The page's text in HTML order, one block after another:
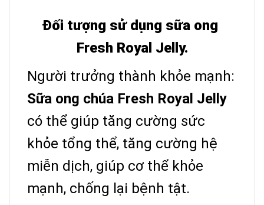
Đối tượng sử dụng sữa ong
Fresh Royal Jelly.
Người trưởng thành khỏe mạnh:
Sữa ong chúa Fresh Royal Jelly
có thể giúp tăng cường sức
khỏe tổng thể, tăng cường hệ
miễn dịch, giúp cơ thể khỏe
mạnh, chống lại bệnh tật.